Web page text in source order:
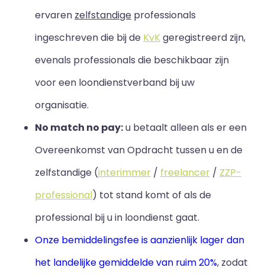
ervaren zelfstandige professionals
ingeschreven die bij de KvKgeregistreerd zijn,
evenals professionals die beschikbaar zijn
voor een loondienstverband bij uw
organisatie.
No match no pay:u betaalt alleen als er een
Overeenkomst van Opdracht tussen u en de
zelfstandige (interimmer / freelancer / ZZP-
professional) tot stand komt of als de
professional bij u in loondienst gaat.
Onze bemiddelingsfee is aanzienlijk lager dan
het landelijke gemiddelde van ruim 20%, zodat